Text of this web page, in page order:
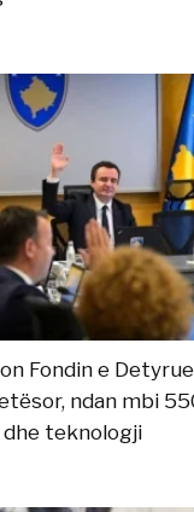
Fondin e
ndan mbi
teknologji